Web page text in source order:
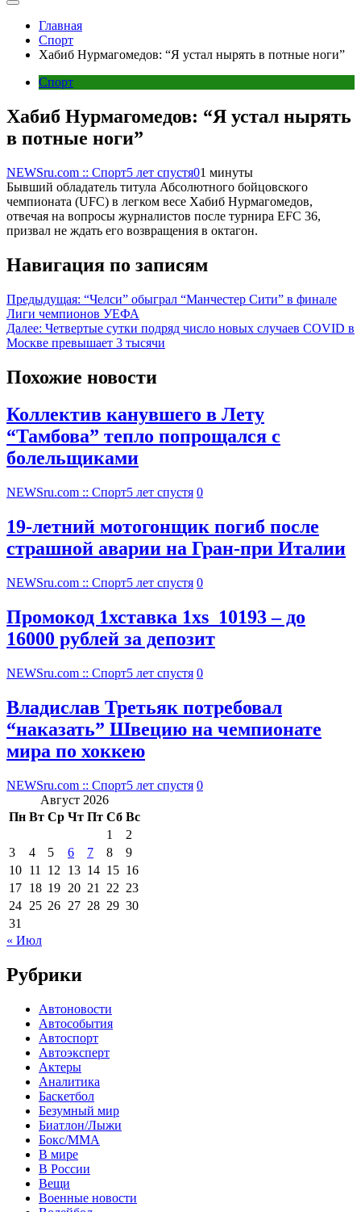
Главная
Спорт
Хабиб Нурмагомедов: “Я устал нырять в потные ноги”
Спорт
Хабиб Нурмагомедов: “Я устал нырять
в потные ноги”
NEWSru.com :: Спорт5 лет спустя01 минуты
Бывший обладатель титула Абсолютного бойцовского
чемпионата (UFC) в легком весе Хабиб Нурмагомедов,
отвечая на вопросы журналистов после турнира EFC 36,
призвал не ждать его возвращения в октагон.
Навигация по записям
Предыдущая: “Челси” обыграл “Манчестер Сити” в финале
Лиги чемпионов УЕФА
Далее: Четвертые сутки подряд число новых случаев COVID в
Москве превышает 3 тысячи
Похожие новости
Коллектив канувшего в Лету
“Тамбова” тепло попрощался с
болельщиками
NEWSru.com :: Спорт5 лет спустя 0
19-летний мотогонщик погиб после
страшной аварии на Гран-при Италии
NEWSru.com :: Спорт5 лет спустя 0
Промокод 1хставка 1xs_10193 – до
16000 рублей за депозит
NEWSru.com :: Спорт5 лет спустя 0
Владислав Третьяк потребовал
“наказать” Швецию на чемпионате
мира по хоккею
NEWSru.com :: Спорт5 лет спустя 0
Август 2026
Пн Вт Ср Чт Пт Сб Вс
1
2
3
4 5 6 7 8
9
10 11 12 13 14 15 16
17 18 19 20 21 22 23
24 25 26 27 28 29 30
31
« Июл
Рубрики
Автоновости
Автособытия
Автоспорт
Автоэксперт
Актеры
Аналитика
Баскетбол
Безумный мир
Биатлон/Лыжи
Бокс/MMA
В мире
В России
Вещи
Военные новости